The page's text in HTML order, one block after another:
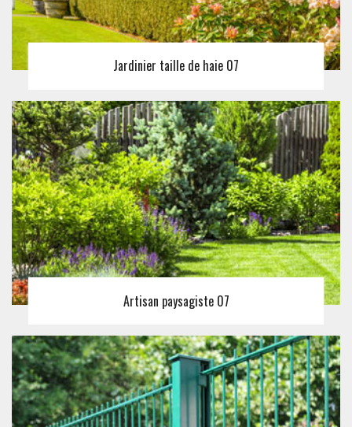
Jardinier taille de haie 07
Artisan paysagiste 07